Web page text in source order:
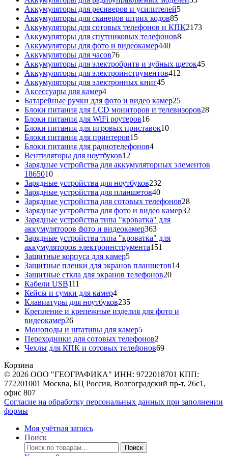
Аккумуляторы для ресиверов и усилителей55
Аккумуляторы для сканеров штрих кодов8585
товаров
Аккумуляторы для сотовых телефонов и КПК21732173
Аккумуляторы для спутниковых телефонов88
Аккумуляторы для фото и видеокамер440440
Аккумуляторы для часов7676
товаров
Аккумуляторы для электробритв и зубных щеток4545
Аккумуляторы для электроинструментов412
Аккумуляторы для электронных книг4545
Аксессуары для камер44
товара
Батарейные ручки для фото и видео камер2525
товаров
Блоки питания для LCD мониторов и телевизоров2828
Блоки питания для WiFi роутеров1616
товаров
Блоки питания для игровых приставок1010
Блоки питания для принтеров1515
товаров
Блоки питания для радиотелефонов44
Вентиляторы для ноутбуков12
товаров
Зарядные устройства для аккумуляторных элементов
186501010
товаров
Зарядные устройства для ноутбуков232
Зарядные устройства для планшетов4040
товаров
Зарядные устройства для сотовых телефонов2828
товаров
Зарядные устройства для фото и видео камер32
Зарядные устройства типа "кроватка" для
аккумуляторов фото и видеокамер363363
товара
Зарядные устройства типа "кроватка" для
аккумуляторов электроинструмента151
Защитные корпуса для камер55
товаров
Защитные пленки для экранов планшетов1414
Защитные сткла для экранов телефонов2020
Кабели USB111
товаров
Кейсы и сумки для камер44
товара
Клавиатуры для ноутбуков235235
товаров
Крепление и крепежные изделия для фото и
видеокамер2626
товаров
Моноподы и штативы для камер55
товаров
Переходники для сотовых телефонов2
товара
Чехлы для КПК и сотовых телефонов6969
Корзина
© 2026 ООО "ГЕОГРАФИКА" ИНН: 9722018701 КПП:
772201001 Москва, БЦ Россия, Волгоградский пр-т, 26с1,
офис 807
Согласие на обработку персональных данных при заполнении
формы
Моя учётная запись
Поиск
Искать:
Поиск